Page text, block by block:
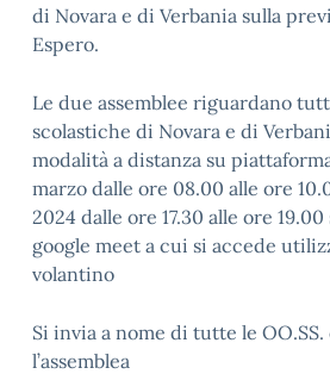
di Novara e di Verbania sulla
Espero.
Le due assemblee riguardano
scolastiche di Novara e di
modalità a distanza su
marzo dalle ore 08.00 alle ore
2024 dalle ore 17.30 alle ore
google meet a cui si accede
volantino
Si invia a nome di tutte le
l’assemblea